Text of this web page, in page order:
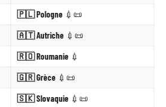
🇵🇱 Pologne 💉📜
🇦🇹 Autriche 💉📜
🇷🇴 Roumanie 💉
🇬🇷 Grèce 💉📜
🇸🇰 Slovaquie 💉📜